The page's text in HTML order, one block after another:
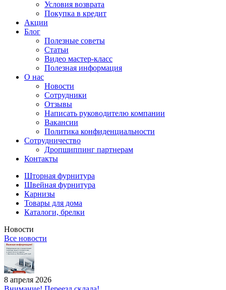
Условия возврата
Покупка в кредит
Акции
Блог
Полезные советы
Статьи
Видео мастер-класс
Полезная информация
О нас
Новости
Сотрудники
Отзывы
Написать руководителю компании
Вакансии
Политика конфиденциальности
Сотрудничество
Дропшиппинг партнерам
Контакты
Шторная фурнитура
Швейная фурнитура
Карнизы
Товары для дома
Каталоги, брелки
Новости
Все новости
8 апреля 2026